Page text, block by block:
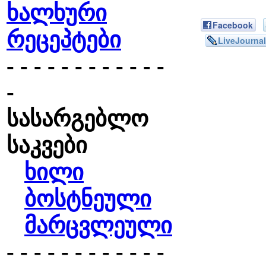
ხალხური
რეცეპტები
- - - - - - - - - - - -
-
სასარგებლო
საკვები
ხილი
ბოსტნეული
მარცვლეული
- - - - - - - - - - - -
Facebook
LiveJournal